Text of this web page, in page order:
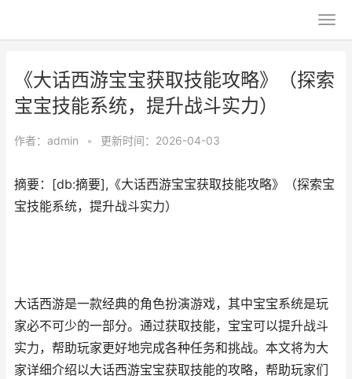
《大话西游宝宝获取技能攻略》（探索
宝宝技能系统，提升战斗实力）
作者： admin • 更新时间：2026-04-03
摘要：[db:摘要],《大话西游宝宝获取技能攻略》（探索宝
宝技能系统，提升战斗实力）
大话西游是一款经典的角色扮演游戏，其中宝宝系统是玩
家必不可少的一部分。通过获取技能，宝宝可以提升战斗
实力，帮助玩家更好地完成各种任务和挑战。本文将为大
家详细介绍以大话西游宝宝获取技能的攻略，帮助玩家们